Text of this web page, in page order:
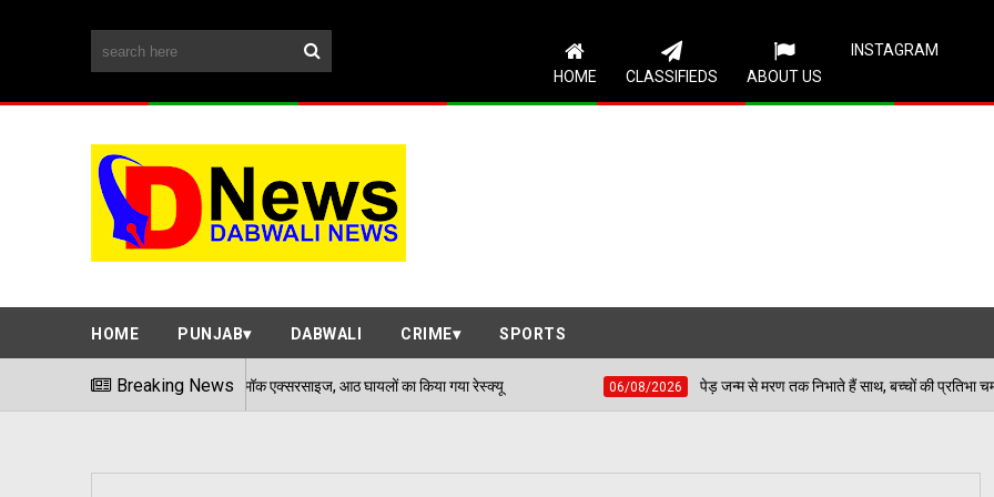
HOME CLASSIFIEDS ABOUT US
INSTAGRAM
HOME PUNJAB DABWALI CRIME SPORTS
Breaking News
सिंह स्टेडियम में हुई मॉक एक्सरसाइज, आठ घायलों का किया गया रेस्क्यू 06/08/2026 पेड़ जन्म से मरण तक निभाते हैं साथ, बच्चों की प्रतिभा चमकाकर वरिष्ठ नागरिकों